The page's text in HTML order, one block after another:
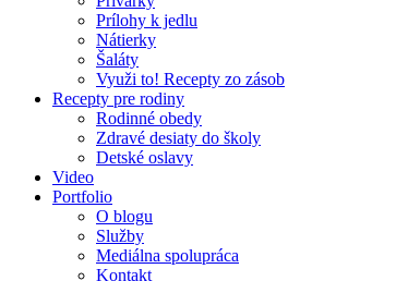
Prílohy k jedlu
Nátierky
Šaláty
Využi to! Recepty zo zásob
Recepty pre rodiny
Rodinné obedy
Zdravé desiaty do školy
Detské oslavy
Video
Portfolio
O blogu
Služby
Mediálna spolupráca
Kontakt